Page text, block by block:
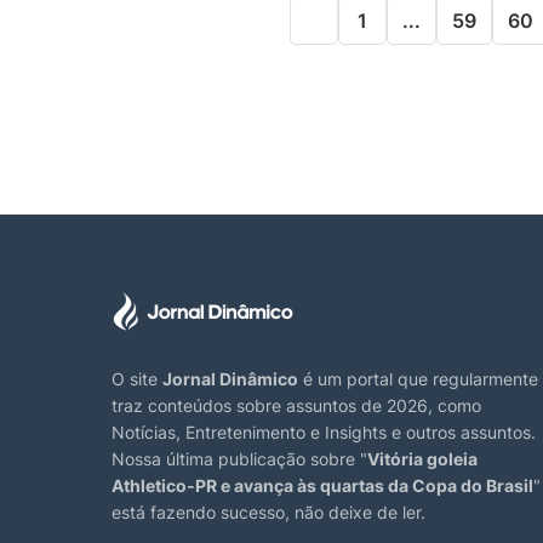
1 ... 59 60
O site Jornal Dinâmico é um portal que regularmente
traz conteúdos sobre assuntos de 2026, como
Notícias, Entretenimento e Insights e outros assuntos.
Nossa última publicação sobre "Vitória goleia
Athletico-PR e avança às quartas da Copa do Brasil"
está fazendo sucesso, não deixe de ler.